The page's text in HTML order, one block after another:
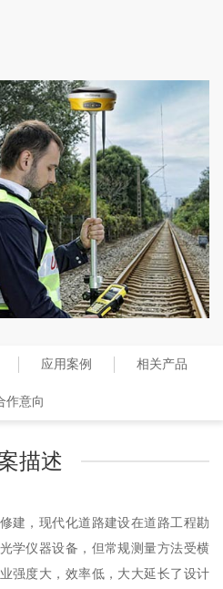
应用案例 相关产品
作意向
描述
建，现代化道路建设在道路工程勘
学仪器设备，但常规测量方法受横
强度大，效率低，大大延长了设计